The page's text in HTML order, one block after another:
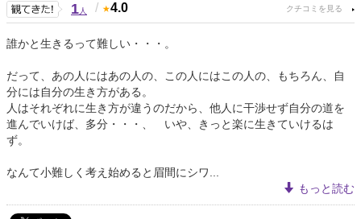
1人 / 4.0
誰かと生きるって難しい・・・。
だって、あの人にはあの人の、この人にはこの人の、もちろん、自
分には自分の生き方がある。
人はそれぞれに生き方が違うのだから、他人に干渉せず自分の道を
進んでいけば、多分・・・、 いや、きっと楽に生きていけるは
ず。
なんて小難しく考え始めると眉間にシワ...
もっと読む